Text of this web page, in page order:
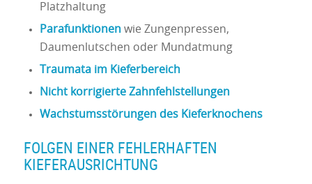
Platzhaltung
Parafunktionenwie Zungenpressen,
Daumenlutschen oder Mundatmung
Traumata im Kieferbereich
Nicht korrigierte Zahnfehlstellungen
Wachstumsstörungen des Kieferknochens
FOLGEN EINER FEHLERHAFTEN
KIEFERAUSRICHTUNG